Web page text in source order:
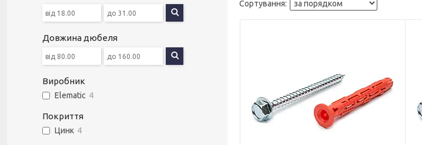
Довжина дюбеля
Виробник
Elematic 4
Покриття
Цинк 4